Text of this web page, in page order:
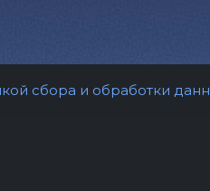
сбора и обработки